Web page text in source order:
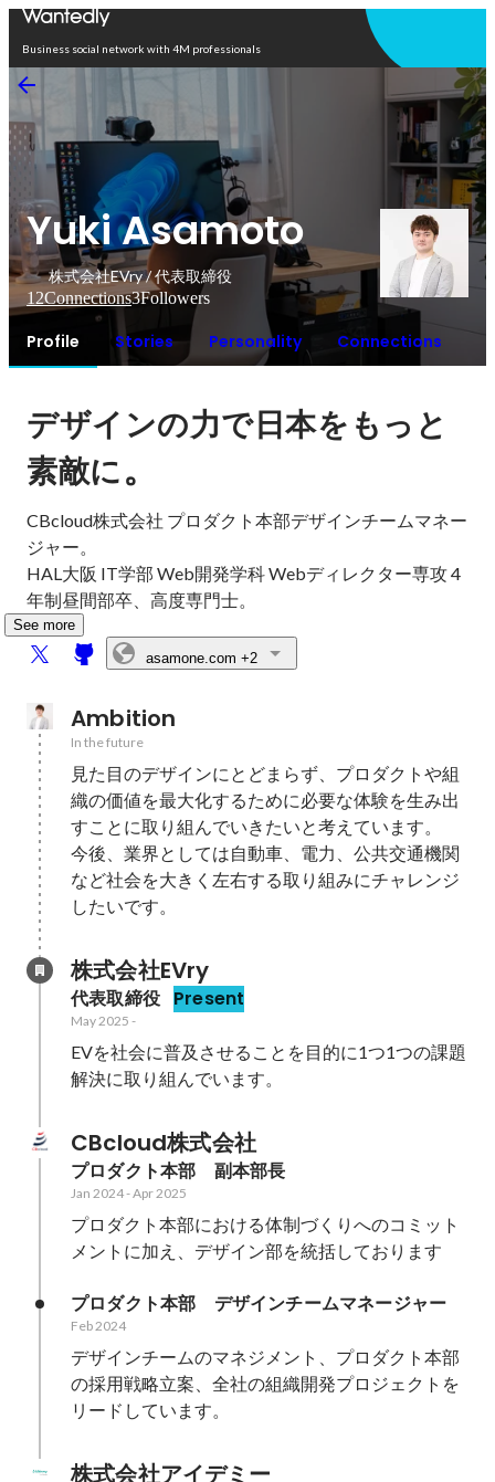
Business social network with 4M professionals
Yuki Asamoto
株式会社EVry / 代表取締役
12Connections3Followers
Profile Stories Personality Connections
デザインの力で日本をもっと
素敵に。
CBcloud株式会社 プロダクト本部デザインチームマネー
ジャー。
HAL大阪 IT学部 Web開発学科 Webディレクター専攻 4
年制昼間部卒、高度専門士。
See more
asamone.com +2
Ambition
In the future
見た目のデザインにとどまらず、プロダクトや組
織の価値を最大化するために必要な体験を生み出
すことに取り組んでいきたいと考えています。
今後、業界としては自動車、電力、公共交通機関
など社会を大きく左右する取り組みにチャレンジ
したいです。
株式会社EVry
代表取締役 Present
May 2025 -
EVを社会に普及させることを目的に1つ1つの課題
解決に取り組んでいます。
CBcloud株式会社
プロダクト本部　副本部長
Jan 2024-Apr 2025
プロダクト本部における体制づくりへのコミット
メントに加え、デザイン部を統括しております
プロダクト本部　デザインチームマネージャー
Feb 2024
デザインチームのマネジメント、プロダクト本部
の採用戦略立案、全社の組織開発プロジェクトを
リードしています。
株式会社アイデミー